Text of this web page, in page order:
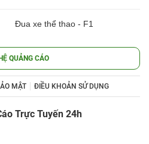
Đua xe thể thao - F1
QUẢNG CÁO
MẬT ĐIỀU KHOẢN SỬ DỤNG
Trực Tuyến 24h